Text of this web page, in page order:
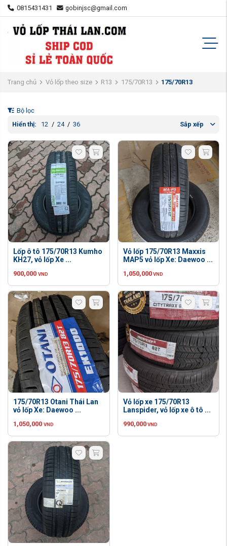
0815431431 gobinjsc@gmail.com
Trang chủ Vỏ lốp theo size R13 175/70R13 175/70R13
Bộ lọc
Hiển thị:
12 / 24 / 36 Sắp xếp
Lốp ô tô 175/70R13 Kumho
KH27, vỏ lốp Xe ...
900,000 VND
Vỏ lốp 175/70R13 Maxxis
MAP5 vỏ lốp Xe: Daewoo ...
1,050,000 VND
175/70R13 Otani Thái Lan
vỏ lốp Xe: Daewoo ...
1,050,000 VND
Vỏ lốp xe 175/70R13
Lanspider, vỏ lốp xe ô tô ...
990,000 VND